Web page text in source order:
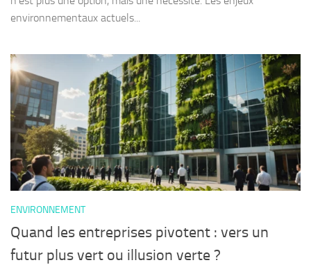
environnementaux actuels...
ENVIRONNEMENT
Quand les entreprises pivotent : vers un
futur plus vert ou illusion verte ?